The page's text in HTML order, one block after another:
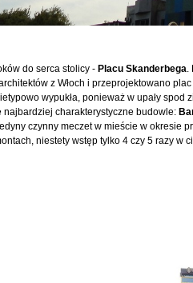
do serca stolicy - Placu Skanderbega.
z Włoch i przeprojektowano
wypukła, ponieważ w upały
najbardziej charakterystyczne budowle:
czynny meczet w mieście w okresie
niestety wstęp tylko 4 czy 5 razy w